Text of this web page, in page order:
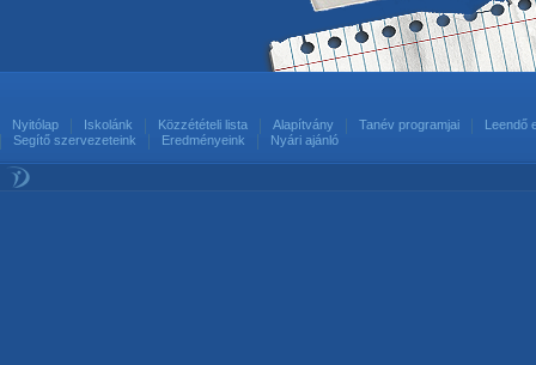
Nyitólap Iskolánk Közzétételi lista Alapítvány Tanév programjai
Leendő
Segítő szervezeteink
Eredményeink Nyári ajánló